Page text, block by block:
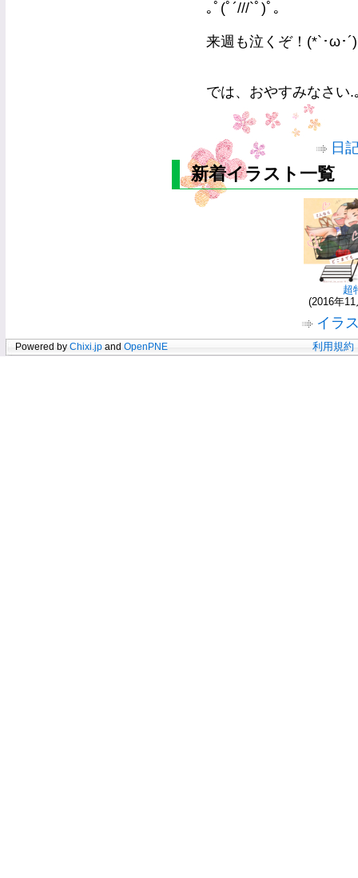
｡ﾟ(ﾟ´///`ﾟ)ﾟ｡
来週も泣くぞ！(*`･ω･´)
では、おやすみなさい
日
新着イラスト一覧
超
(2016年
イラ
Powered by Chixi.jp and OpenPNE 利用規約